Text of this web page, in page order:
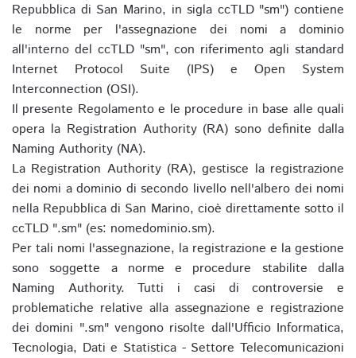
Repubblica di San Marino, in sigla ccTLD "sm") contiene
le norme per l'assegnazione dei nomi a dominio
all'interno del ccTLD "sm", con riferimento agli standard
Internet Protocol Suite (IPS) e Open System
Interconnection (OSI).
Il presente Regolamento e le procedure in base alle quali
opera la Registration Authority (RA) sono definite dalla
Naming Authority (NA).
La Registration Authority (RA), gestisce la registrazione
dei nomi a dominio di secondo livello nell'albero dei nomi
nella Repubblica di San Marino, cioè direttamente sotto il
ccTLD ".sm" (es: nomedominio.sm).
Per tali nomi l'assegnazione, la registrazione e la gestione
sono soggette a norme e procedure stabilite dalla
Naming Authority. Tutti i casi di controversie e
problematiche relative alla assegnazione e registrazione
dei domini ".sm" vengono risolte dall'Ufficio Informatica,
Tecnologia, Dati e Statistica - Settore Telecomunicazioni